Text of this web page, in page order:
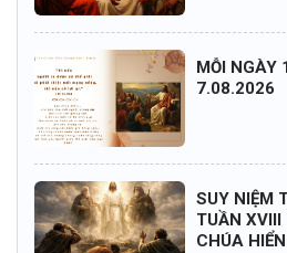
MỖI NGÀY
7.08.2026
SUY NIỆM
TUẦN XVIII
CHÚA